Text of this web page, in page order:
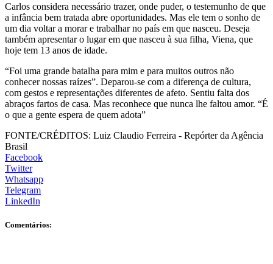
Carlos considera necessário trazer, onde puder, o testemunho de que
a infância bem tratada abre oportunidades. Mas ele tem o sonho de
um dia voltar a morar e trabalhar no país em que nasceu. Deseja
também apresentar o lugar em que nasceu à sua filha, Viena, que
hoje tem 13 anos de idade.
“Foi uma grande batalha para mim e para muitos outros não
conhecer nossas raízes”. Deparou-se com a diferença de cultura,
com gestos e representações diferentes de afeto. Sentiu falta dos
abraços fartos de casa. Mas reconhece que nunca lhe faltou amor. “É
o que a gente espera de quem adota”
FONTE/CRÉDITOS: Luiz Claudio Ferreira - Repórter da Agência
Brasil
Facebook
Twitter
Whatsapp
Telegram
LinkedIn
Comentários: